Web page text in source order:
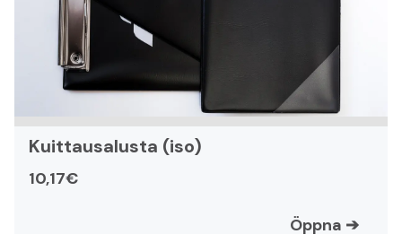
Kuittausalusta (iso)
10,17€
Öppna ➔